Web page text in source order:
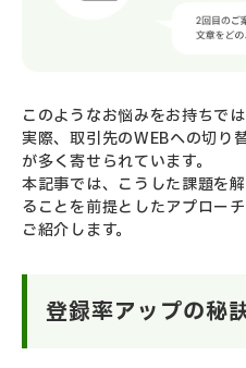
このようなお悩みをお持ちで
実際、取引先のWEBへの切り
が多く寄せられています。
本記事では、こうした課題を
ることを前提としたアプロー
ご紹介します。
登録率アップの秘